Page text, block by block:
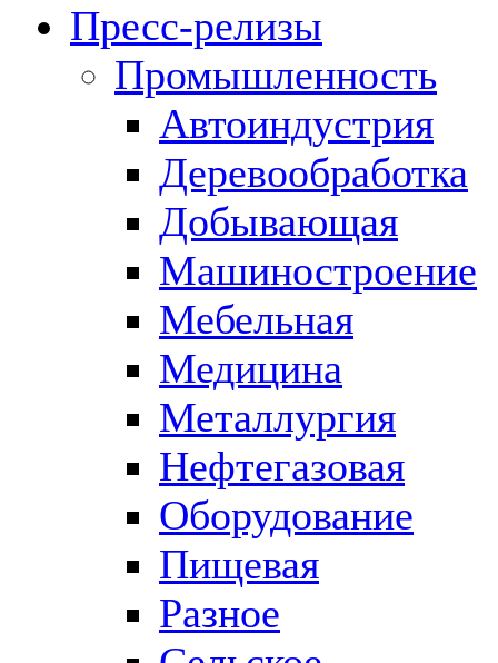
Пресс-релизы
Промышленность
Автоиндустрия
Деревообработка
Добывающая
Машиностроение
Мебельная
Медицина
Металлургия
Нефтегазовая
Оборудование
Пищевая
Разное